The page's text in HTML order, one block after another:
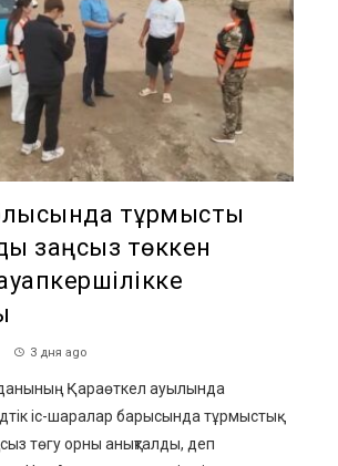
тұрмыстық
заңсыз төккен
3 дня ago
Қараөткел ауылында
іс-шаралар барысында тұрмыстық
төгу орны анықталды, деп